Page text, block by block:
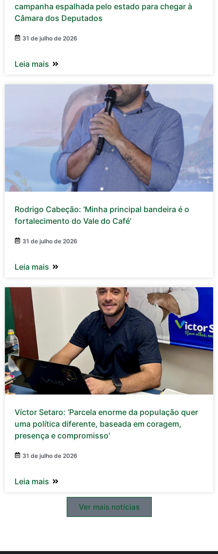
campanha espalhada pelo estado para chegar à
Câmara dos Deputados
31 de julho de 2026
Leia mais
Rodrigo Cabeção: ‘Minha principal bandeira é o
fortalecimento do Vale do Café’
31 de julho de 2026
Leia mais
Víctor Setaro: ‘Parcela enorme da população quer
uma política diferente, baseada em coragem,
presença e compromisso’
31 de julho de 2026
Leia mais
Ver mais notícias